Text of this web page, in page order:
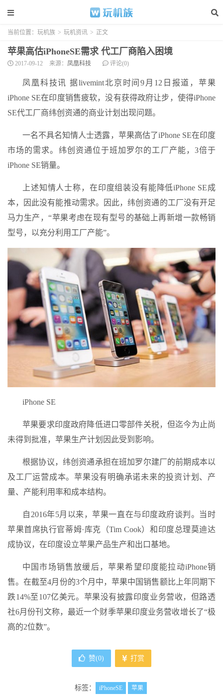
当前位置： 玩机族 > 玩机资讯 > 正文
苹果高估iPhoneSE需求 代工厂商陷入困境
2017-09-12 来源： 凤凰科技 评论(0)
凤凰科技讯 据livemint北京时间9月12日报道，苹果
iPhone SE在印度销售疲软，没有获得政府让步，使得iPhone
SE代工厂商纬创资通的商业计划出现问题。
一名不具名知情人士透露，苹果高估了iPhone SE在印度
市场的需求。纬创资通位于班加罗尔的工厂产能，3倍于
iPhone SE销量。
上述知情人士称，在印度组装没有能降低iPhone SE成
本，因此没有能推动需求。因此，纬创资通的工厂没有开足
马力生产，“苹果考虑在现有型号的基础上再新增一款畅销
型号，以充分利用工厂产能”。
iPhone SE
苹果要求印度政府降低进口零部件关税，但迄今为止尚
未得到批准，苹果生产计划因此受到影响。
根据协议，纬创资通承担在班加罗尔建厂的前期成本以
及工厂运营成本。苹果没有明确承诺未来的投资计划、产
量、产能利用率和成本结构。
自2016年5月以来，苹果一直在与印度政府谈判。当时
苹果首席执行官蒂姆·库克（Tim Cook）和印度总理莫迪达
成协议，在印度设立苹果产品生产和出口基地。
中国市场销售放缓后，苹果希望印度能拉动iPhone销
售。在截至4月份的3个月中，苹果中国销售额比上年同期下
跌14%至107亿美元。苹果没有披露印度业务营收，但路透
社6月份刊文称，最近一个财季苹果印度业务营收增长了“极
高的2位数”。
赞(0) 打赏
标签： iPhoneSE 苹果